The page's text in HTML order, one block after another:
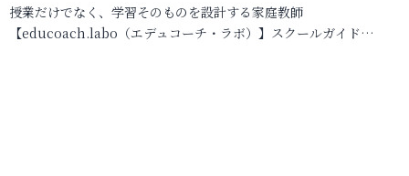
授業だけでなく、学習そのものを設計する家庭教師
【educoach.labo（エデュコーチ・ラボ）】スクールガイド…